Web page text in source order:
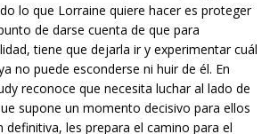
lo que Lorraine quiere hacer es proteger
de darse cuenta de que para
tiene que dejarla ir y experimentar cuál
no puede esconderse ni huir de él. En
reconoce que necesita luchar al lado de
supone un momento decisivo para ellos
les prepara el camino para el